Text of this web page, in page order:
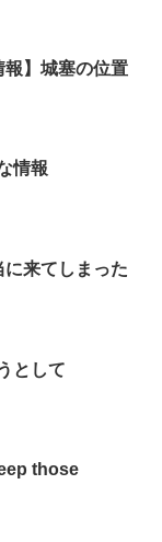
報】城塞の位置
情報
来てしまった
として
those